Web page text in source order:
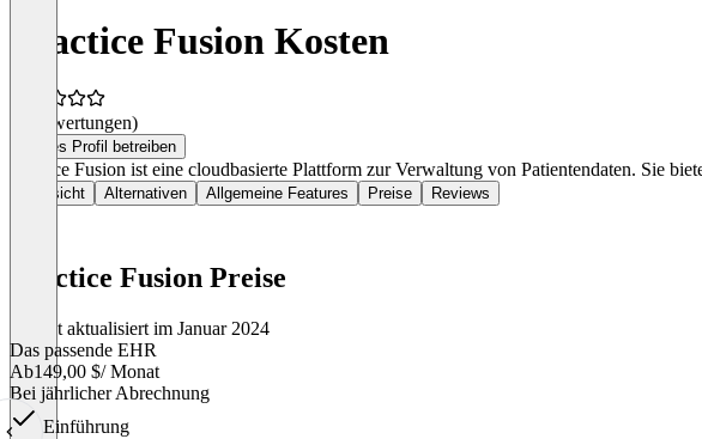
Practice Fusion Kosten
(0 Bewertungen)
Dieses Profil betreiben
Practice Fusion ist eine cloudbasierte Plattform zur Verwaltung von Patientendaten. Sie
Übersicht Alternativen Allgemeine Features Preise Reviews
Practice Fusion Preise
Zuletzt aktualisiert im Januar 2024
Das passende EHR
Ab149,00 $/ Monat
Bei jährlicher Abrechnung
Einführung